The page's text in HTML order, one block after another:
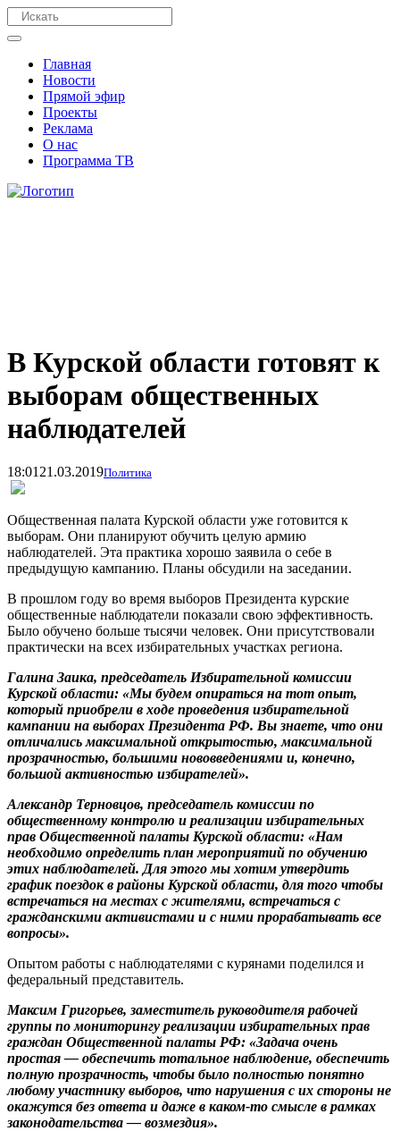
Главная
Новости
Прямой эфир
Проекты
Реклама
О нас
Программа ТВ
В Курской области готовят к
выборам общественных
наблюдателей
18:01 21.03.2019Политика
Общественная палата Курской области уже готовится к
выборам. Они планируют обучить целую армию
наблюдателей. Эта практика хорошо заявила о себе в
предыдущую кампанию. Планы обсудили на заседании.
В прошлом году во время выборов Президента курские
общественные наблюдатели показали свою эффективность.
Было обучено больше тысячи человек. Они присутствовали
практически на всех избирательных участках региона.
Галина Заика, председатель Избирательной комиссии
Курской области: «Мы будем опираться на тот опыт,
который приобрели в ходе проведения избирательной
кампании на выборах Президента РФ. Вы знаете, что они
отличались максимальной открытостью, максимальной
прозрачностью, большими нововведениями и, конечно,
большой активностью избирателей».
Александр Терновцов, председатель комиссии по
общественному контролю и реализации избирательных
прав Общественной палаты Курской области: «Нам
необходимо определить план мероприятий по обучению
этих наблюдателей. Для этого мы хотим утвердить
график поездок в районы Курской области, для того чтобы
встречаться на местах с жителями, встречаться с
гражданскими активистами и с ними прорабатывать все
вопросы».
Опытом работы с наблюдателями с курянами поделился и
федеральный представитель.
Максим Григорьев, заместитель руководителя рабочей
группы по мониторингу реализации избирательных прав
граждан Общественной палаты РФ: «Задача очень
простая — обеспечить тотальное наблюдение, обеспечить
полную прозрачность, чтобы было полностью понятно
любому участнику выборов, что нарушения с их стороны не
окажутся без ответа и даже в каком-то смысле в рамках
законодательства — возмездия».